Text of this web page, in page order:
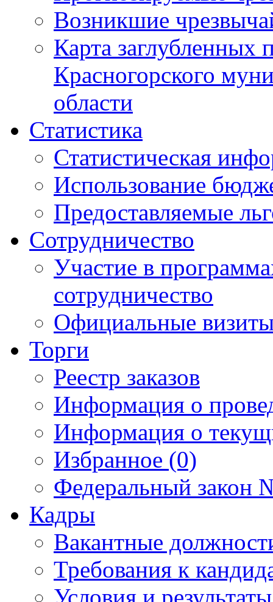
Возникшие
Карта
Красногорского
области
Статистика
Статистическая
Использование
Предоставляемые
Сотрудничество
Участие в
сотрудничество
Официальные
Торги
Реестр заказов
Информация о
Информация о
Избранное (0)
Федеральный закон
Кадры
Вакантные
Требования к
Условия и